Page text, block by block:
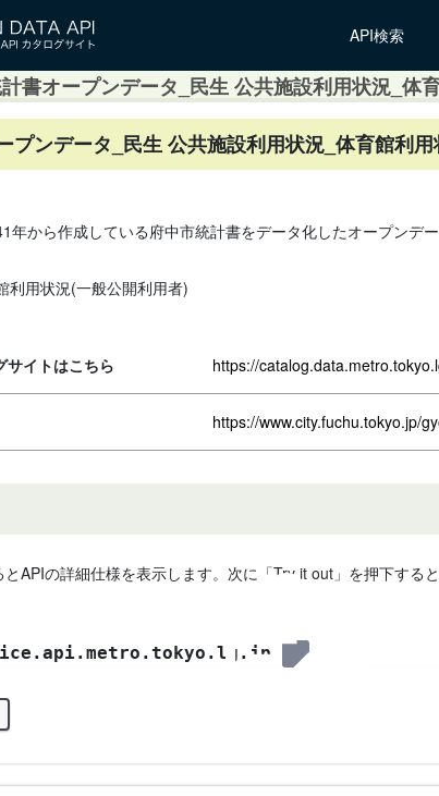
API検索
書オープンデータ_民生 公共施設利用状況_体
プンデータ_民生 公共施設利用状況_体育館利
年から作成している府中市統計書をデータ化したオープンデ
利用状況(一般公開利用者)
サイトはこちら https://
https://www.city.fuchu.tokyo.jp/
とAPIの詳細仕様を表示します。次に「Try it out」を押下す